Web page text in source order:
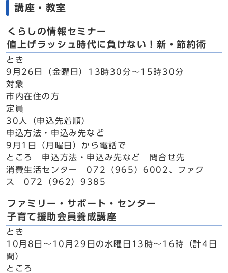
講座・教室
くらしの情報セミナー
値上げラッシュ時代に負けない！新・節約術
とき
9月26日（金曜日）13時30分～15時30分
対象
市内在住の方
定員
30人（申込先着順）
申込方法・申込み先など
9月1日（月曜日）から電話で
ところ 申込方法・申込み先など 問合せ先
消費生活センター 072（965）6002、ファク
ス 072（962）9385
ファミリー・サポート・センター
子育て援助会員養成講座
とき
10月8日～10月29日の水曜日13時～16時（計4日
間）
ところ